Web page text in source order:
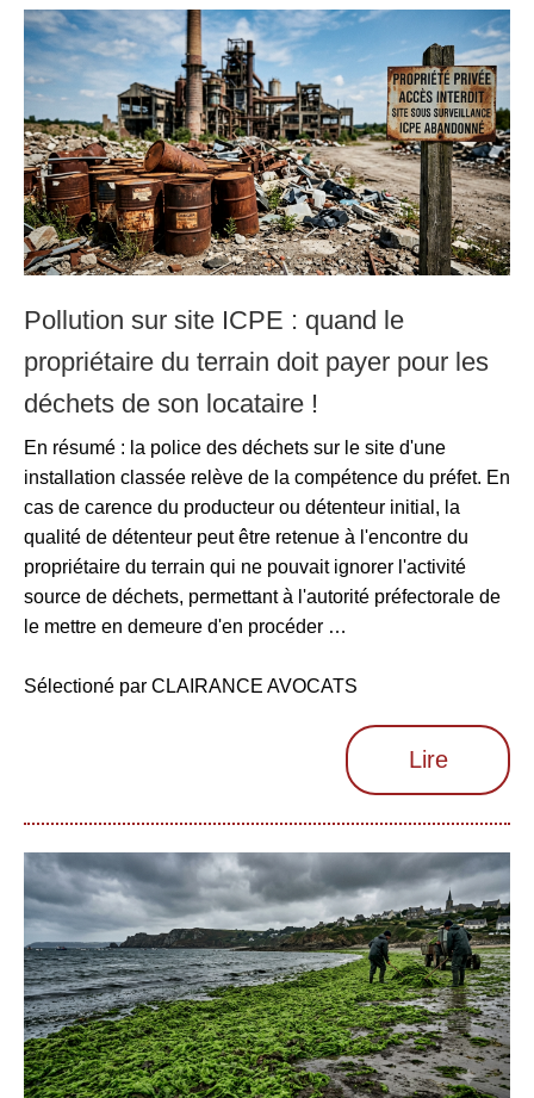
Pollution sur site ICPE : quand le
propriétaire du terrain doit payer pour les
déchets de son locataire !
En résumé : la police des déchets sur le site d'une
installation classée relève de la compétence du préfet. En
cas de carence du producteur ou détenteur initial, la
qualité de détenteur peut être retenue à l'encontre du
propriétaire du terrain qui ne pouvait ignorer l'activité
source de déchets, permettant à l'autorité préfectorale de
le mettre en demeure d'en procéder …
Sélectioné par CLAIRANCE AVOCATS
Lire